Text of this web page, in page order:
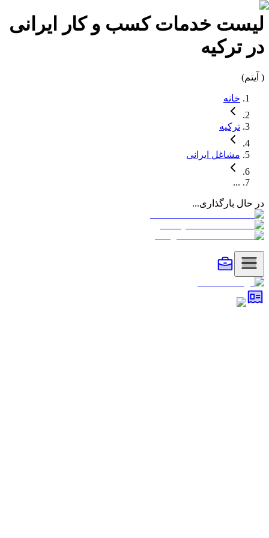
لیست خدمات کسب و کار
ایرانی
درترکیه
( آیتم)
خانه
ترکیه
مشاغل ایرانی
...
در حال بارگذاری...